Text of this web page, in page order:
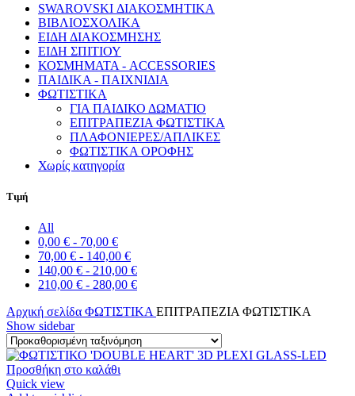
SWAROVSKI ΔΙΑΚΟΣΜΗΤΙΚΑ
ΒΙΒΛΙΟΣΧΟΛΙΚΑ
ΕΙΔΗ ΔΙΑΚΟΣΜΗΣΗΣ
ΕΙΔΗ ΣΠΙΤΙΟΥ
ΚΟΣΜΗΜΑΤΑ - ACCESSORIES
ΠΑΙΔΙΚΑ - ΠΑΙΧΝΙΔΙΑ
ΦΩΤΙΣΤΙΚΑ
ΓΙΑ ΠΑΙΔΙΚΟ ΔΩΜΑΤΙΟ
ΕΠΙΤΡΑΠΕΖΙΑ ΦΩΤΙΣΤΙΚΑ
ΠΛΑΦΟΝΙΕΡΕΣ/ΑΠΛΙΚΕΣ
ΦΩΤΙΣΤΙΚΑ ΟΡΟΦΗΣ
Χωρίς κατηγορία
Τιμή
All
0,00 € - 70,00 €
70,00 € - 140,00 €
140,00 € - 210,00 €
210,00 € - 280,00 €
Αρχική σελίδα ΦΩΤΙΣΤΙΚΑ ΕΠΙΤΡΑΠΕΖΙΑ ΦΩΤΙΣΤΙΚΑ
Show sidebar
Προσθήκη στο καλάθι
Quick view